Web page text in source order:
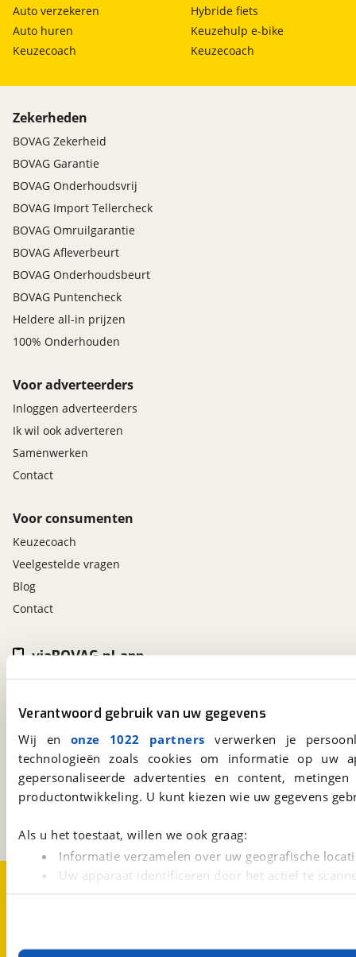
Verantwoord gebruik van uw gegevens
Wij en onze 1022 partners verwerken je
technologieën zoals cookies om informatie op
gepersonaliseerde advertenties en content,
productontwikkeling. U kunt kiezen wie uw gegevens
Als u het toestaat, willen we ook graag:
Informatie verzamelen over uw geografische
Uw apparaat identificeren door het actief te
Auto verzekeren
Auto huren
Keuzecoach
Hybride fiets
Keuzehulp e-bike
Keuzecoach
Zekerheden
BOVAG Zekerheid
BOVAG Garantie
BOVAG Onderhoudsvrij
BOVAG Import Tellercheck
BOVAG Omruilgarantie
BOVAG Afleverbeurt
BOVAG Onderhoudsbeurt
BOVAG Puntencheck
Heldere all-in prijzen
100% Onderhouden
Voor adverteerders
Inloggen adverteerders
Ik wil ook adverteren
Samenwerken
Contact
Voor consumenten
Keuzecoach
Veelgestelde vragen
Blog
Contact
viaBOVAG.nl
Kosterijland
15
3981 AJBunnik
viaBOVAG.nl app
Over viaBOVAG.nlDisclaimer- en Privacyverklaring